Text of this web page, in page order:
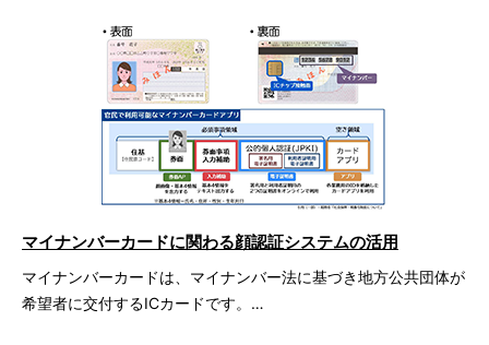
マイナンバーカードは、マイナンバー法に基づき地方公共団体が
希望者に交付するICカードです。…
マイナンバーカードに関わる顔認証システムの活用